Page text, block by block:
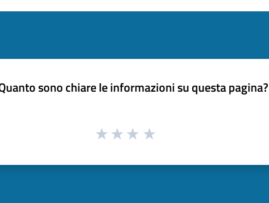
sono chiare le informazioni su questa pagina?